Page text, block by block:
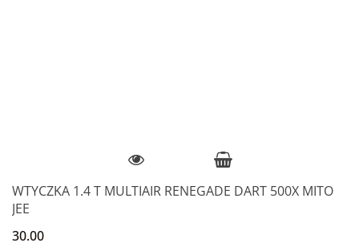
WTYCZKA 1.4 T MULTIAIR RENEGADE DART 500X MITO
JEE
30.00